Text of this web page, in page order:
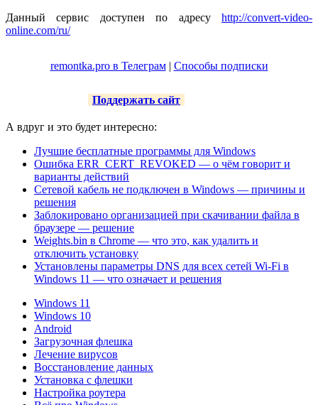
Данный сервис доступен по адресу http://convert-video-
online.com/ru/
remontka.pro в Телеграм| Способы подписки
Поддержать сайт
А вдруг и это будет интересно:
Лучшие бесплатные программы для Windows
Ошибка ERR_CERT_REVOKED — о чём говорит и
варианты действий
Сетевой кабель не подключен в Windows — причины и
решения
Заблокировано организацией при скачивании файла в
браузере — решение
Weights.bin в Chrome — что это, как удалить и
отключить установку
Установлены параметры DNS для всех сетей Wi-Fi в
Windows 11 — что означает и решения
Windows 11
Windows 10
Android
Загрузочная флешка
Лечение вирусов
Восстановление данных
Установка с флешки
Настройка роутера